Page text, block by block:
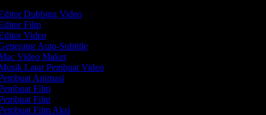
Dubbing Video
Film
Video
Auto-Subtitle
Video Maker
Latar Pembuat Video
Animasi
Film
Film
Film Aksi